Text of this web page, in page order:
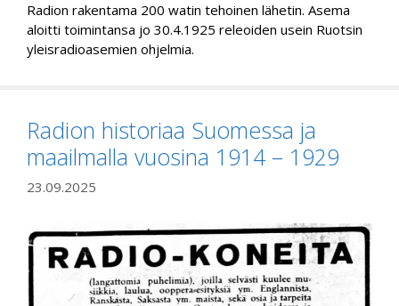
Radion rakentama 200 watin tehoinen lähetin. Asema
aloitti toimintansa jo 30.4.1925 releoiden usein Ruotsin
yleisradioasemien ohjelmia.
Radion historiaa Suomessa ja
maailmalla vuosina 1914 – 1929
23.09.2025